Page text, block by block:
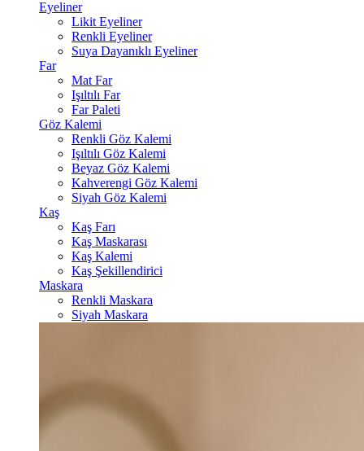
Eyeliner
Likit Eyeliner
Renkli Eyeliner
Suya Dayanıklı Eyeliner
Far
Mat Far
Işıltılı Far
Far Paleti
Göz Kalemi
Renkli Göz Kalemi
Işıltılı Göz Kalemi
Beyaz Göz Kalemi
Kahverengi Göz Kalemi
Siyah Göz Kalemi
Kaş
Kaş Farı
Kaş Maskarası
Kaş Kalemi
Kaş Şekillendirici
Maskara
Renkli Maskara
Siyah Maskara